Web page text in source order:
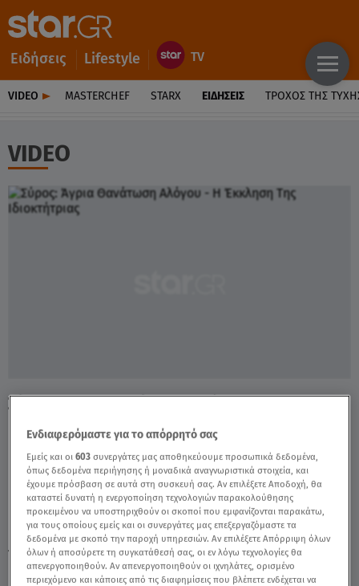
Ειδήσεις Lifestyle
VIDEO MASTERCHEF STARX ΕΙΔΉΣΕΙΣ ΤΡΟΧΌΣ ΤΗΣ
VIDEO
Σύρος: Άγρια Θανάτωση Αλόγου - Η
Έκκληση Της Ιδιοκτήτριας - Video
TAGS: ΣΥΡΟΣ ΑΛΟΓΟ ΑΛΗΘΕΙΕΣ ΜΕ ΤΗ ΖΗΝΑ
Ενδιαφερόμαστε για το απόρρητό σας
Εμείς και οι603 συνεργάτες μας αποθηκεύουμε προσωπικά δεδομένα,
όπως δεδομένα περιήγησης ή μοναδικά αναγνωριστικά στοιχεία, και
έχουμε πρόσβαση σε αυτά στη συσκευή σας. Αν επιλέξετε Αποδοχή, θα
καταστεί δυνατή η ενεργοποίηση τεχνολογιών παρακολούθησης
προκειμένου να υποστηριχθούν οι σκοποί που εμφανίζονται παρακάτω,
για τους οποίους εμείς και οι συνεργάτες μας επεξεργαζόμαστε τα
δεδομένα με σκοπό την παροχή υπηρεσιών. Αν επιλέξετε Απόρριψη όλων
όλων ή αποσύρετε τη συγκατάθεσή σας, οι εν λόγω τεχνολογίες θα
απενεργοποιηθούν. Αν απενεργοποιηθούν οι ιχνηλάτες, ορισμένο
περιεχόμενο και κάποιες από τις διαφημίσεις που βλέπετε ενδέχεται να